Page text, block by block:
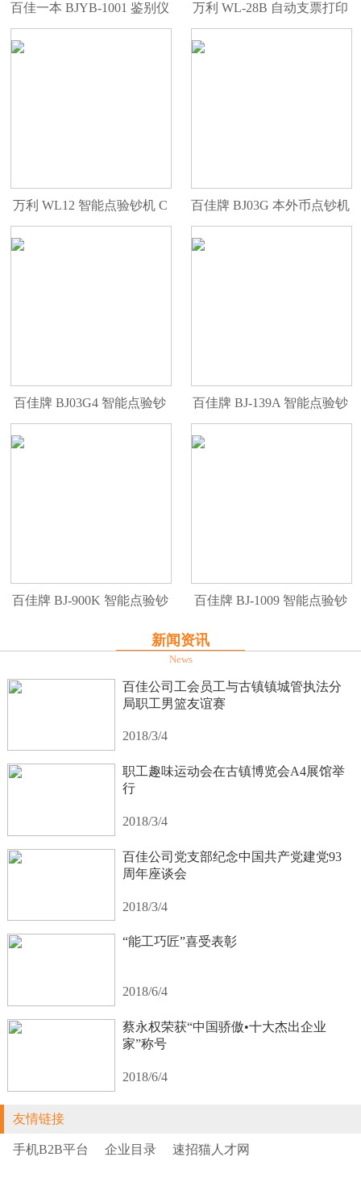
百佳一本 BJYB-1001 鉴别仪
验钞机 便携
万利 WL-28B 自动支票打印
机
万利 WL12 智能点验钞机 C
类
百佳牌 BJ03G 本外币点钞机
百佳牌 BJ03G4 智能点验钞
机
百佳牌 BJ-139A 智能点验钞
机
百佳牌 BJ-900K 智能点验钞
百佳牌 BJ-1009 智能点验钞
新闻资讯
News
百佳公司工会员工与古镇镇城管执法分
局职工男篮友谊赛
2018/3/4
职工趣味运动会在古镇博览会A4展馆举
行
2018/3/4
百佳公司党支部纪念中国共产党建党93
周年座谈会
2018/3/4
“能工巧匠”喜受表彰
2018/6/4
蔡永权荣获“中国骄傲•十大杰出企业
家”称号
2018/6/4
友情链接
手机B2B平台 企业目录 速招猫人才网